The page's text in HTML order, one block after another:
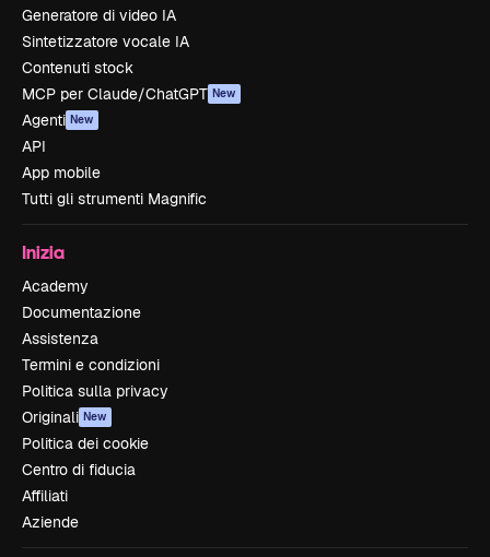
Generatore di video IA
Sintetizzatore vocale IA
Contenuti stock
MCP per Claude/ChatGPT New
Agenti New
API
App mobile
Tutti gli strumenti Magnific
Inizia
Academy
Documentazione
Assistenza
Termini e condizioni
Politica sulla privacy
Originali New
Politica dei cookie
Centro di fiducia
Affiliati
Aziende